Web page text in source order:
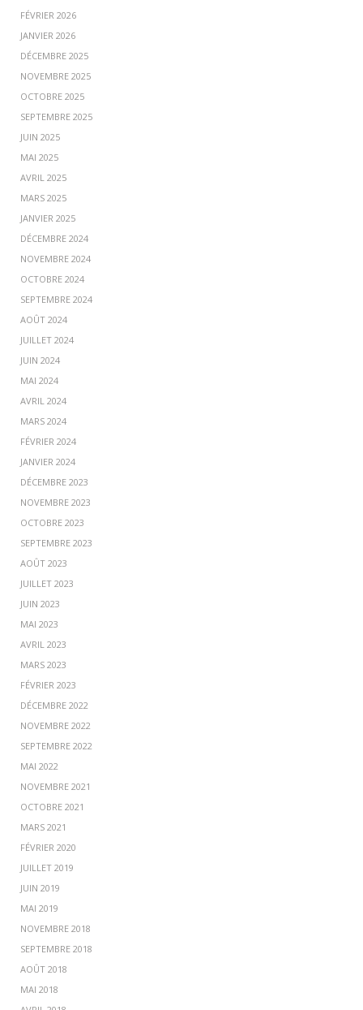
FÉVRIER 2026
JANVIER 2026
DÉCEMBRE 2025
NOVEMBRE 2025
OCTOBRE 2025
SEPTEMBRE 2025
JUIN 2025
MAI 2025
AVRIL 2025
MARS 2025
JANVIER 2025
DÉCEMBRE 2024
NOVEMBRE 2024
OCTOBRE 2024
SEPTEMBRE 2024
AOÛT 2024
JUILLET 2024
JUIN 2024
MAI 2024
AVRIL 2024
MARS 2024
FÉVRIER 2024
JANVIER 2024
DÉCEMBRE 2023
NOVEMBRE 2023
OCTOBRE 2023
SEPTEMBRE 2023
AOÛT 2023
JUILLET 2023
JUIN 2023
MAI 2023
AVRIL 2023
MARS 2023
FÉVRIER 2023
DÉCEMBRE 2022
NOVEMBRE 2022
SEPTEMBRE 2022
MAI 2022
NOVEMBRE 2021
OCTOBRE 2021
MARS 2021
FÉVRIER 2020
JUILLET 2019
JUIN 2019
MAI 2019
NOVEMBRE 2018
SEPTEMBRE 2018
AOÛT 2018
MAI 2018